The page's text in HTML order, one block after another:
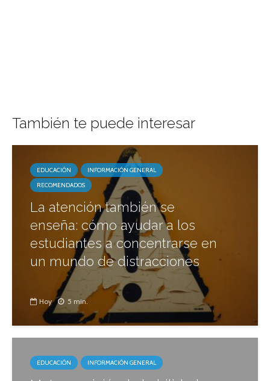
También te puede interesar
EDUCACIÓN
INFORMACIÓN GENERAL
RECOMENDADOS
La atención también se
enseña: cómo ayudar a los
estudiantes a concentrarse en
un mundo de distracciones
Hoy 5 min.
EDUCACIÓN INFORMACIÓN GENERAL